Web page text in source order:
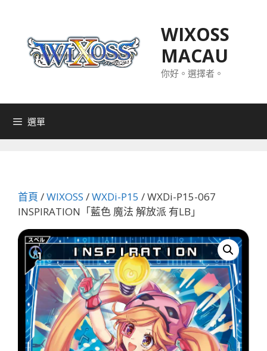
WIXOSS
MACAU
你好。選擇者。
選單
首頁 /WIXOSS /WXDi-P15 / WXDi-P15-067
INSPIRATION「藍色 魔法 解放派 有LB」